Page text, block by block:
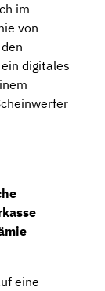
im
von
digitales
eine